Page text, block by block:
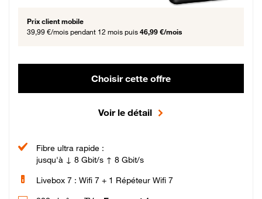
Prix client mobile
39,99 €/mois pendant 12 mois puis 46,99 €/mois
Choisir cette offre
Voir le détail
Fibre ultra rapide :
jusqu'à ↓ 8 Gbit/s ↑ 8 Gbit/s
Livebox 7 : Wifi 7 + 1 Répéteur Wifi 7